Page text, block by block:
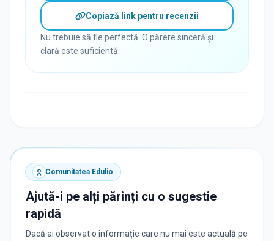
Copiază link pentru recenzii
Nu trebuie să fie perfectă. O părere sinceră și
clară este suficientă.
Comunitatea Edulio
Ajută-i pe alți părinți cu o sugestie
rapidă
Dacă ai observat o informație care nu mai este actuală pe